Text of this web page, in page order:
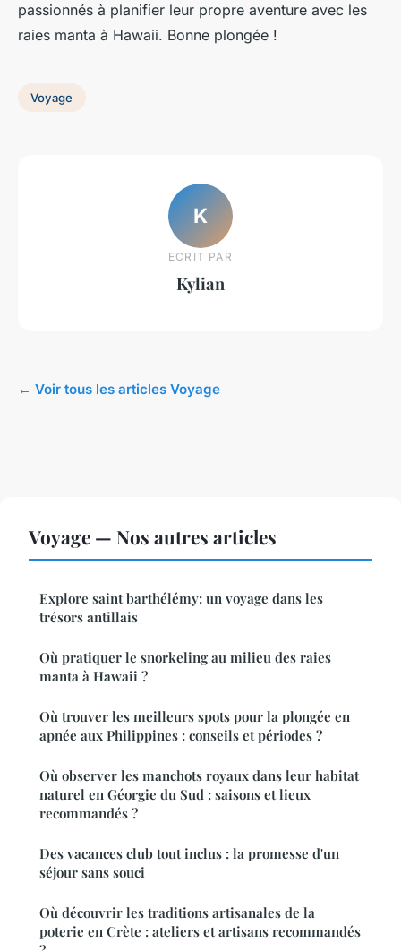
passionnés à planifier leur propre aventure avec les
raies manta à Hawaii. Bonne plongée !
Voyage
K
ECRIT PAR
Kylian
← Voir tous les articles Voyage
Voyage — Nos autres articles
Explore saint barthélémy: un voyage dans les
trésors antillais
Où pratiquer le snorkeling au milieu des raies
manta à Hawaii ?
Où trouver les meilleurs spots pour la plongée en
apnée aux Philippines : conseils et périodes ?
Où observer les manchots royaux dans leur habitat
naturel en Géorgie du Sud : saisons et lieux
recommandés ?
Des vacances club tout inclus : la promesse d'un
séjour sans souci
Où découvrir les traditions artisanales de la
poterie en Crète : ateliers et artisans recommandés